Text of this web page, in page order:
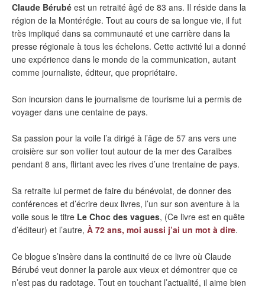
Claude Bérubé est un retraité âgé de 83 ans. Il réside dans la
région de la Montérégie. Tout au cours de sa longue vie, il fut
très impliqué dans sa communauté et une carrière dans la
presse régionale à tous les échelons. Cette activité lui a donné
une expérience dans le monde de la communication, autant
comme journaliste, éditeur, que propriétaire.
Son incursion dans le journalisme de tourisme lui a permis de
voyager dans une centaine de pays.
Sa passion pour la voile l’a dirigé à l’âge de 57 ans vers une
croisière sur son voilier tout autour de la mer des Caraïbes
pendant 8 ans, flirtant avec les rives d’une trentaine de pays.
Sa retraite lui permet de faire du bénévolat, de donner des
conférences et d’écrire deux livres, l’un sur son aventure à la
voile sous le titre Le Choc des vagues, (Ce livre est en quête
d’éditeur) et l’autre, À 72 ans, moi aussi j’ai un mot à dire.
Ce blogue s’insère dans la continuité de ce livre où Claude
Bérubé veut donner la parole aux vieux et démontrer que ce
n’est pas du radotage. Tout en touchant l’actualité, il aime bien